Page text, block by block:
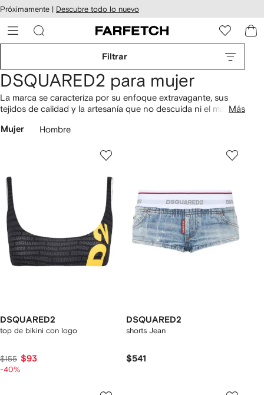
al
Próximamente | Descubre todo lo nuevo
Filtrar
DSQUARED2 para mujer
La marca se caracteriza por su enfoque extravagante, sus
tejidos de calidad y la artesanía que no descuida ni el más
yprendas en mezclilla
Más
Mujer Hombre
DSQUARED2
top de bikini con logo
$155 $93
-40%
DSQUARED2
shorts Jean
$541